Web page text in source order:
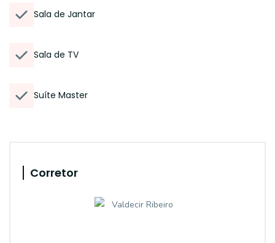
Sala de Jantar
Sala de TV
Suíte Master
Corretor